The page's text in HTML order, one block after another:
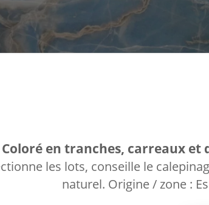
en tranches, carreaux et
les lots, conseille le
naturel. Origine / zone :